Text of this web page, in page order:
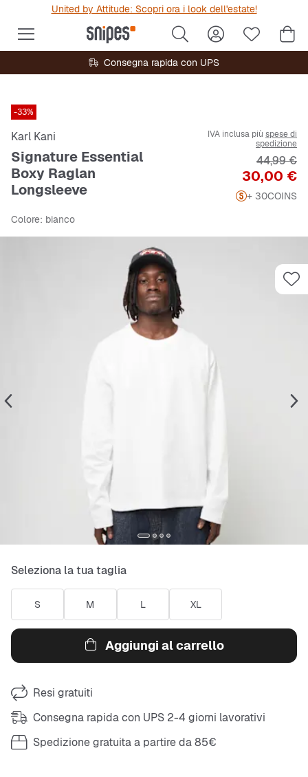
United by Attitude: Scopri ora i look dell'estate!
Consegna rapida con UPS
-33%
Karl Kani
Signature Essential
Boxy Raglan
Longsleeve
IVA inclusa più spese di
spedizione
Prezzo
30,00 €
Prezzo
44,99 €
+ 30COINS
Colore: bianco
Seleziona la tua taglia
S M L XL
Aggiungi al carrello
Resi gratuiti
Consegna rapida con UPS 2-4 giorni lavorativi
Spedizione gratuita a partire da 85€